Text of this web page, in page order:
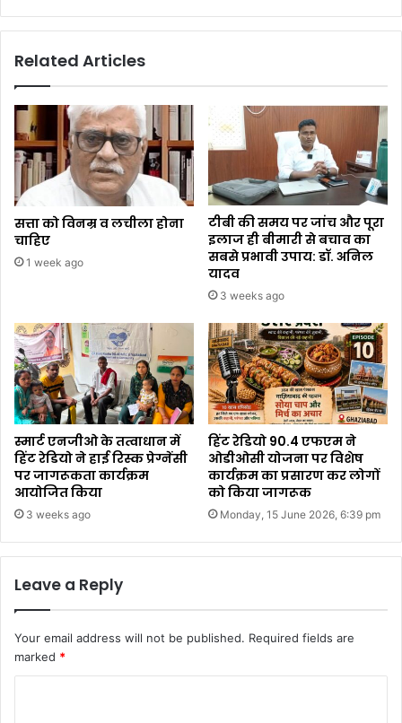
Related Articles
सत्ता को विनम्र व लचीला होना
चाहिए
1 week ago
टीबी की समय पर जांच और पूरा
इलाज ही बीमारी से बचाव का
सबसे प्रभावी उपाय: डॉ. अनिल
यादव
3 weeks ago
स्मार्ट एनजीओ के तत्वाधान में
हिंट रेडियो ने हाई रिस्क प्रेग्नेंसी
पर जागरूकता कार्यक्रम
आयोजित किया
3 weeks ago
हिंट रेडियो 90.4 एफएम ने
ओडीओसी योजना पर विशेष
कार्यक्रम का प्रसारण कर लोगों
को किया जागरूक
Monday, 15 June 2026, 6:39 pm
Leave a Reply
Your email address will not be published. Required fields are
marked *